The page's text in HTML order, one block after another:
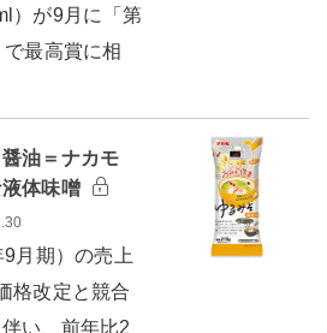
）が9月に「第
最高賞に相
醤油＝ナカモ
体味噌
月期）の売上
格改定と競合
い、前年比2